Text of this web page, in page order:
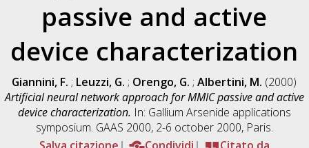
passive and active
device characterization
Giannini, F. ; Leuzzi, G. ; Orengo, G. ;Albertini, M. (2000)
Artificial neural network approach for MMIC passive and active
device characterization. In: Gallium Arsenide applications
symposium. GAAS 2000, 2-6 october 2000, Paris.